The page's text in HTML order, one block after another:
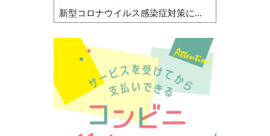
新型コロナウイルス感染症対策に...